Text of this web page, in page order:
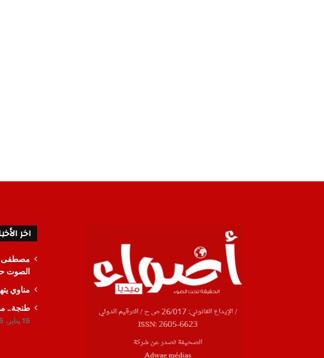
اخر
مصطفى
الصوت
مناوي
طنجة..
15 يناير، 2025